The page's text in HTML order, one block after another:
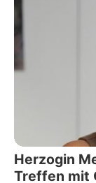
Herzogin
Treffen mit